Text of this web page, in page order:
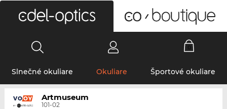
Slnečné okuliare Okuliare Športové okuliare
Artmuseum
101-02